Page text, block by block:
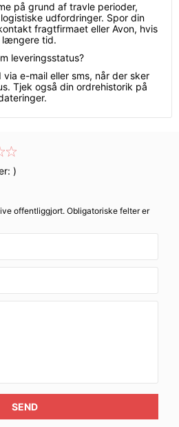
på grund af travle perioder,
udfordringer. Spor din
fragtfirmaet eller Avon, hvis
længere tid.
leveringsstatus?
e-mail eller sms, når der sker
Tjek også din ordrehistorik på
)
offentliggjort. Obligatoriske felter er
SEND